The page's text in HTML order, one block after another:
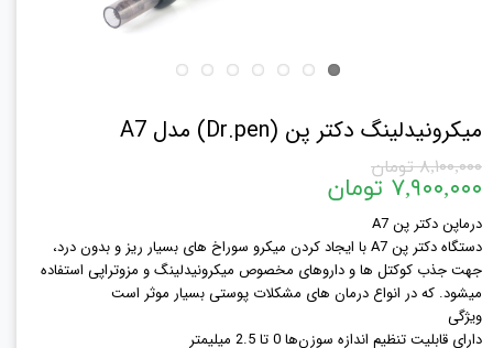
میکرونیدلینگ دکتر پن (Dr.pen) مدل A7
۸,۱۰۰,۰۰۰ تومان
۷,۹۰۰,۰۰۰ تومان
درماپن دکتر پن A7
دستگاه دکتر پن A7 با ایجاد کردن میکرو سوراخ های بسیار ریز و بدون درد،
جهت جذب کوکتل ها و داروهای مخصوص میکرونیدلینگ و مزوتراپی استفاده
میشود. که در انواع درمان های مشکلات پوستی بسیار موثر است
ویژگی
دارای قابلیت تنظیم اندازه سوزن‌ها 0 تا 2.5 میلیمتر